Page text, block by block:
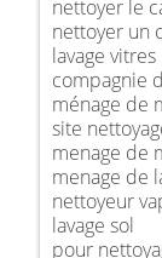
nettoyer le
nettoyer un
lavage vitres
compagnie
ménage de
site
menage de
menage de
nettoyeur
lavage sol
pour